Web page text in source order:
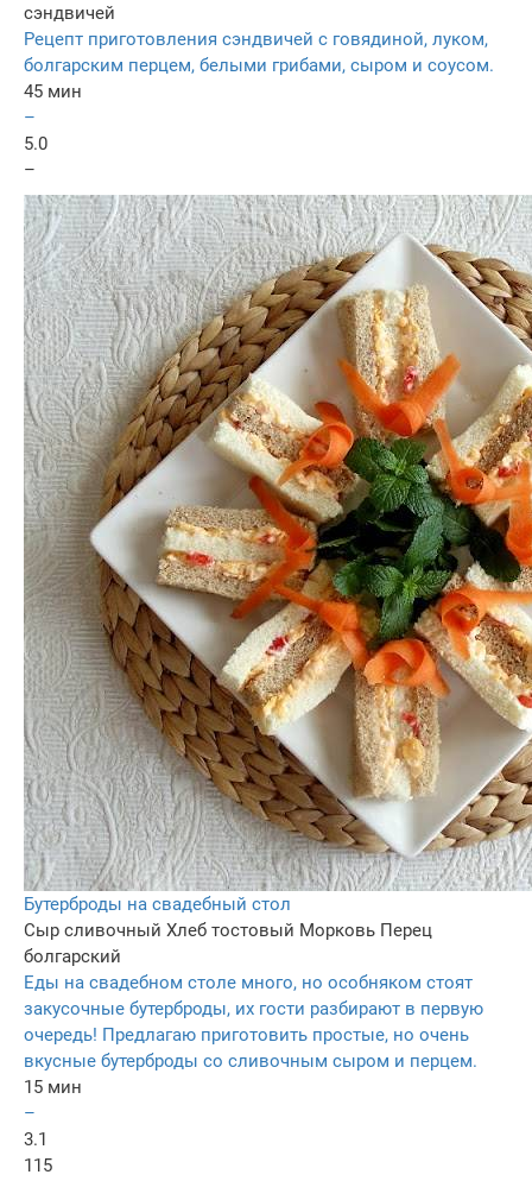
сэндвичей
Рецепт приготовления сэндвичей с говядиной, луком,
болгарским перцем, белыми грибами, сыром и соусом.
45 мин
–
5.0
–
Бутерброды на свадебный стол
Сыр сливочный Хлеб тостовый Морковь Перец
болгарский
Еды на свадебном столе много, но особняком стоят
закусочные бутерброды, их гости разбирают в первую
очередь! Предлагаю приготовить простые, но очень
вкусные бутерброды со сливочным сыром и перцем.
15 мин
–
3.1
115